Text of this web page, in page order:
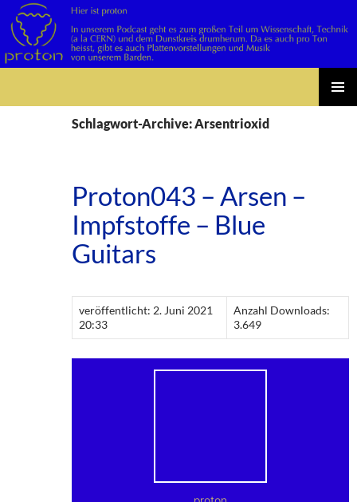
Schlagwort-Archive: Arsentrioxid
Proton043 – Arsen –
Impfstoffe – Blue
Guitars
veröffentlicht: 2. Juni 2021
20:33
Anzahl Downloads:
3.649